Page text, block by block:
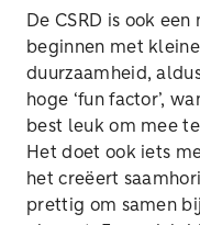
De CSRD is ook
beginnen met
duurzaamheid,
hoge ‘fun factor’,
best leuk om mee
Het doet ook iets
het creëert
prettig om samen